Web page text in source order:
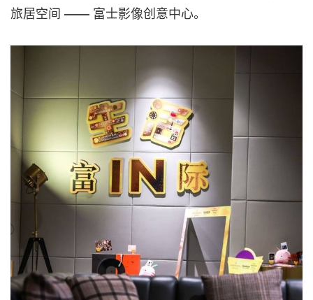
旅居空间—— 富士影像创意中心。